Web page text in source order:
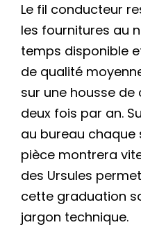
Le fil conducteur
les fournitures au
temps disponible
de qualité
sur une housse de
deux fois par an.
au bureau chaque
pièce montrera
des Ursules
cette graduation
jargon technique.